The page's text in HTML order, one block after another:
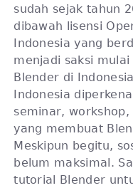
sudah sejak tahun
dibawah lisensi
Indonesia yang
menjadi saksi
Blender di
Indonesia
seminar,
yang membuat
Meskipun begitu,
belum maksimal.
tutorial Blender